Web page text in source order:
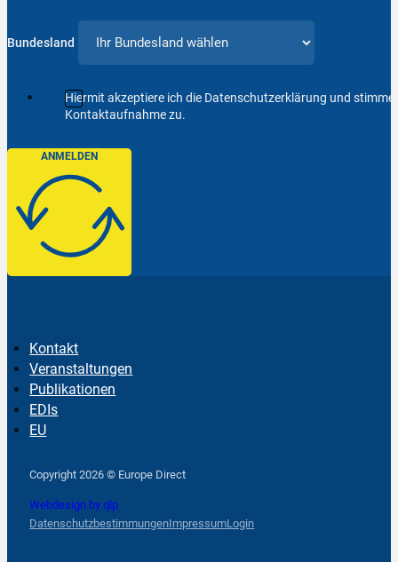
Bundesland
Hiermit akzeptiere ich die Datenschutzerklärung und
Kontaktaufnahme zu.
ANMELDEN
Kontakt
Veranstaltungen
Publikationen
EDIs
EU
Copyright 2026 © Europe Direct
Webdesign by qlp
DatenschutzbestimmungenImpressumLogin